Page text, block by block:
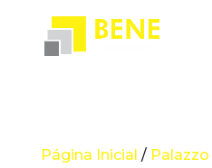
Página Inicial / Palazzo